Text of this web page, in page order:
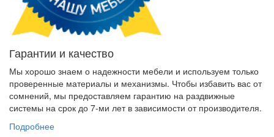
Гарантии и качество
Мы хорошо знаем о надежности мебели и используем только
проверенные материалы и механизмы. Чтобы избавить вас от
сомнений, мы предоставляем гарантию на раздвижные
системы на срок до 7-ми лет в зависимости от производителя.
Подробнее